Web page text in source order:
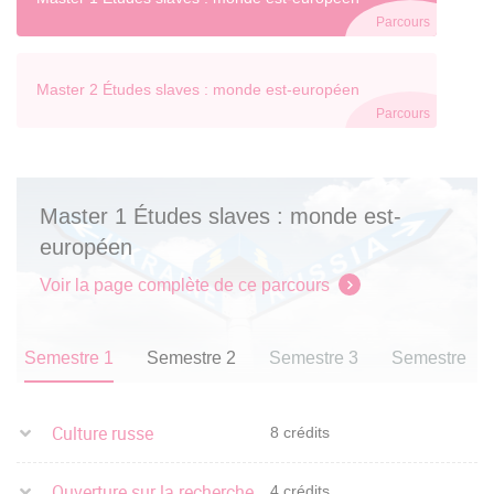
Parcours
Master 2 Études slaves : monde est-européen
Parcours
Master 1 Études slaves : monde est-
européen
Voir la page complète de ce parcours
Semestre 1 Semestre 2 Semestre 3 Semestre 4
Culture russe 8 crédits